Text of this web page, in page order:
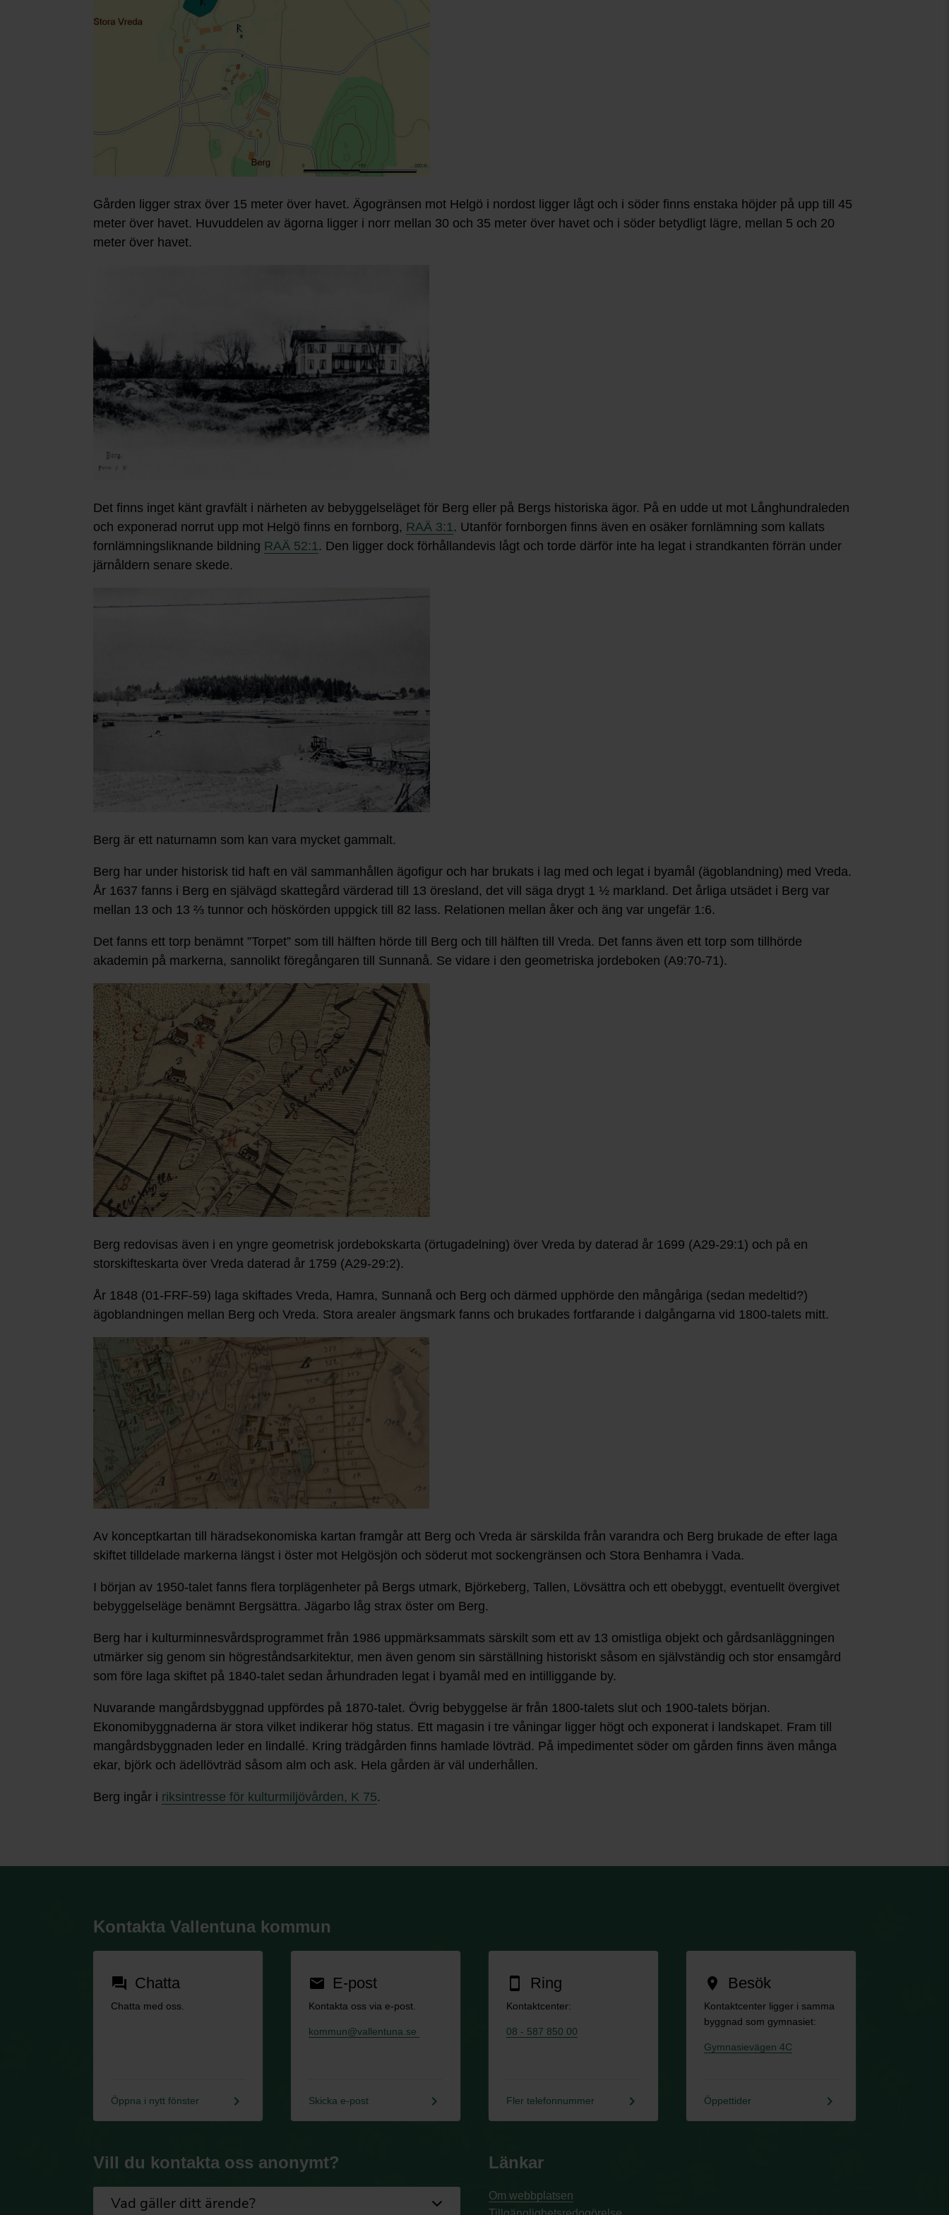
Gården ligger strax över 15 meter över havet. Ägogränsen mot Helgö i nordost ligger lågt och i söder finns enstaka höjder på upp till 45
meter över havet. Huvuddelen av ägorna ligger i norr mellan 30 och 35 meter över havet och i söder betydligt lägre, mellan 5 och 20
meter över havet.
Det finns inget känt gravfält i närheten av bebyggelseläget för Berg eller på Bergs historiska ägor. På en udde ut mot Långhundraleden
och exponerad norrut upp mot Helgö finns en fornborg, RAÄ 3:1. Utanför fornborgen finns även en osäker fornlämning som kallats
fornlämningsliknande bildning RAÄ 52:1. Den ligger dock förhållandevis lågt och torde därför inte ha legat i strandkanten förrän under
järnåldern senare skede.
Berg är ett naturnamn som kan vara mycket gammalt.
Berg har under historisk tid haft en väl sammanhållen ägofigur och har brukats i lag med och legat i byamål (ägoblandning) med Vreda.
År 1637 fanns i Berg en självägd skattegård värderad till 13 öresland, det vill säga drygt 1 ½ markland. Det årliga utsädet i Berg var
mellan 13 och 13 ⅔ tunnor och höskörden uppgick till 82 lass. Relationen mellan åker och äng var ungefär 1:6.
Det fanns ett torp benämnt ”Torpet” som till hälften hörde till Berg och till hälften till Vreda. Det fanns även ett torp som tillhörde
akademin på markerna, sannolikt föregångaren till Sunnanå. Se vidare i den geometriska jordeboken (A9:70-71).
Berg redovisas även i en yngre geometrisk jordebokskarta (örtugadelning) över Vreda by daterad år 1699 (A29-29:1) och på en
storskifteskarta över Vreda daterad år 1759 (A29-29:2).
År 1848 (01-FRF-59) laga skiftades Vreda, Hamra, Sunnanå och Berg och därmed upphörde den mångåriga (sedan medeltid?)
ägoblandningen mellan Berg och Vreda. Stora arealer ängsmark fanns och brukades fortfarande i dalgångarna vid 1800-talets mitt.
Av konceptkartan till häradsekonomiska kartan framgår att Berg och Vreda är särskilda från varandra och Berg brukade de efter laga
skiftet tilldelade markerna längst i öster mot Helgösjön och söderut mot sockengränsen och Stora Benhamra i Vada.
I början av 1950-talet fanns flera torplägenheter på Bergs utmark, Björkeberg, Tallen, Lövsättra och ett obebyggt, eventuellt övergivet
bebyggelseläge benämnt Bergsättra. Jägarbo låg strax öster om Berg.
Berg har i kulturminnesvårdsprogrammet från 1986 uppmärksammats särskilt som ett av 13 omistliga objekt och gårdsanläggningen
utmärker sig genom sin högreståndsarkitektur, men även genom sin särställning historiskt såsom en självständig och stor ensamgård
som före laga skiftet på 1840-talet sedan århundraden legat i byamål med en intilliggande by.
Nuvarande mangårdsbyggnad uppfördes på 1870-talet. Övrig bebyggelse är från 1800-talets slut och 1900-talets början.
Ekonomibyggnaderna är stora vilket indikerar hög status. Ett magasin i tre våningar ligger högt och exponerat i landskapet. Fram till
mangårdsbyggnaden leder en lindallé. Kring trädgården finns hamlade lövträd. På impedimentet söder om gården finns även många
ekar, björk och ädellövträd såsom alm och ask. Hela gården är väl underhållen.
Berg ingår i riksintresse för kulturmiljövården, K 75.
Kontakta Vallentuna kommun
forum Chatta
Chatta med oss.
Öppna i nytt fönster keyboard_arrow_right
email E-post
Kontakta oss via e-post.
kommun@vallentuna.se
Skicka e-post keyboard_arrow_right
smartphone Ring
Kontaktcenter:
08 - 587 850 00
Fler telefonnummer keyboard_arrow_right
location_on Besök
Kontaktcenter ligger i samma
byggnad som gymnasiet:
Gymnasievägen 4C
Öppettider keyboard_arrow_right
Vill du kontakta oss anonymt? Länkar
Om webbplatsen